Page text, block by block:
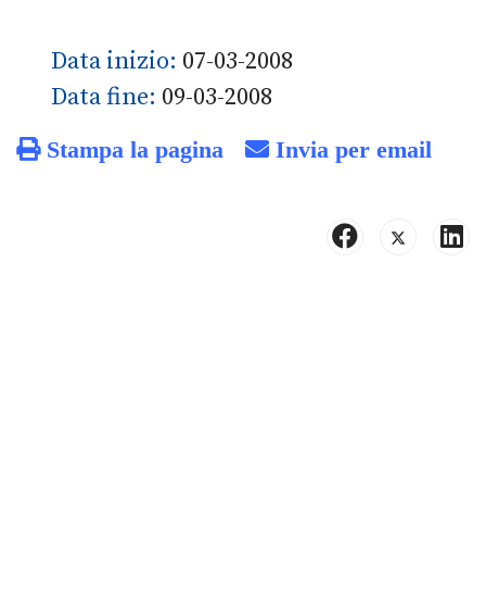
Data inizio: 07-03-2008
Data fine: 09-03-2008
Stampa la pagina Invia per email